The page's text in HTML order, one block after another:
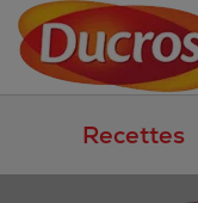
Recettes